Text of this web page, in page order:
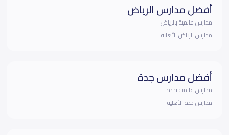
أفضل مدارس الرياض
مدارس عالمية بالرياض
مدارس الرياض الأهلية
أفضل مدارس جدة
مدارس عالمية بجده
مدارس جدة الأهلية